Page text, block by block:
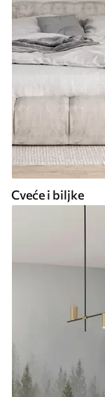
Cveće i biljke